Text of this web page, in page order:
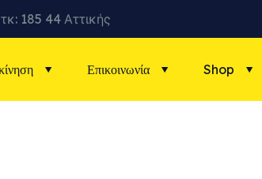
185 44 Αττικής
Επικοινωνία Shop